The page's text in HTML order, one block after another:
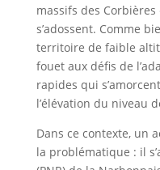
massifs des
s’adossent. Comme
territoire de faible
fouet aux défis de
rapides qui
l’élévation du niveau
Dans ce contexte, un
la problématique : il